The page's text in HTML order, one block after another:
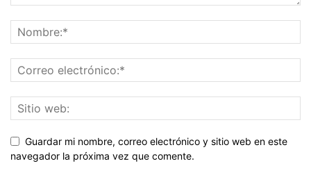
Guardar mi nombre, correo electrónico y sitio web en este
navegador la próxima vez que comente.